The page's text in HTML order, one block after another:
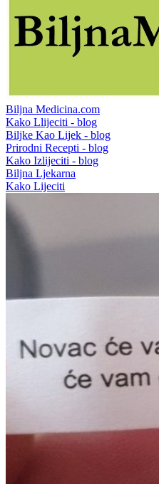
Biljna Medicina.com
Kako Llijeciti - blog
Biljke Kao Lijek - blog
Prirodni Recepti - blog
Kako Izlijeciti - blog
Biljna Ljekarna
Kako Lijeciti